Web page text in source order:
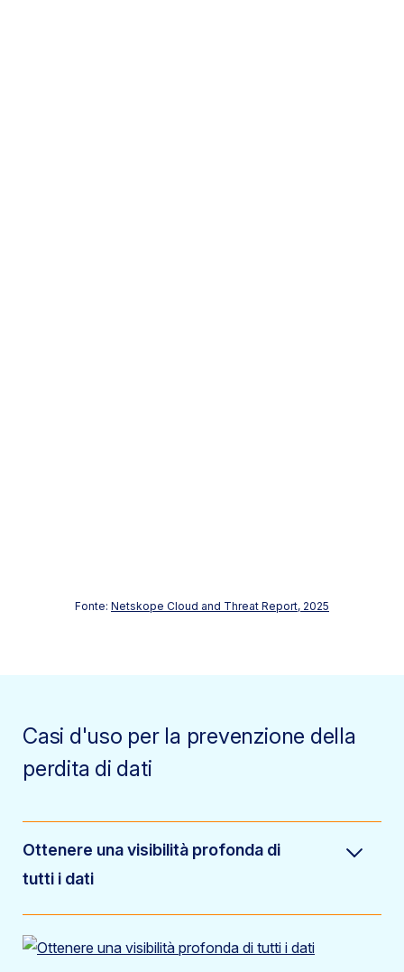
Fonte: Netskope Cloud and Threat Report, 2025
Casi d'uso per la prevenzione della
perdita di dati
Ottenere una visibilità profonda di
tutti i dati